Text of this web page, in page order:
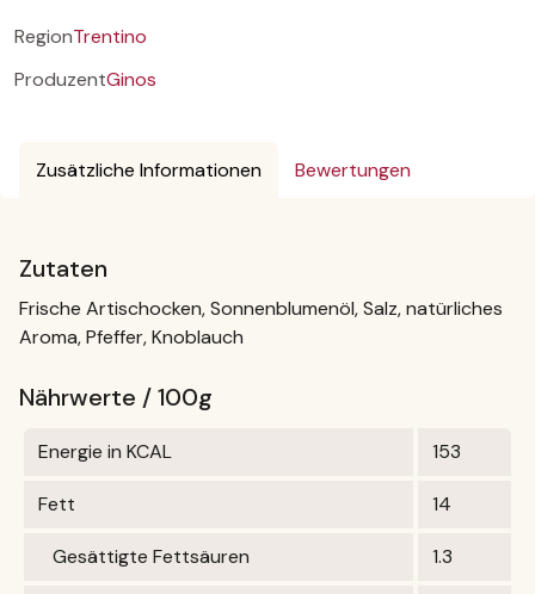
RegionTrentino
ProduzentGinos
Zusätzliche Informationen Bewertungen
Zutaten
Frische Artischocken, Sonnenblumenöl, Salz, natürliches
Aroma, Pfeffer, Knoblauch
Nährwerte / 100g
Energie in KCAL 153
Fett 14
Gesättigte Fettsäuren 1.3